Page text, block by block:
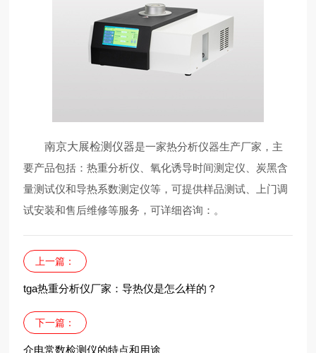
南京大展检测仪器是一家热分析仪器生产厂家，主
要产品包括：热重分析仪、氧化诱导时间测定仪、炭黑含
量测试仪和导热系数测定仪等，可提供样品测试、上门调
试安装和售后维修等服务，可详细咨询： 。
上一篇：
tga热重分析仪厂家：导热仪是怎么样的？
下一篇：
介电常数检测仪的特点和用途